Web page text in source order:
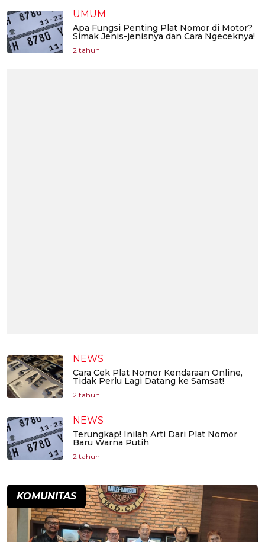
UMUM
Apa Fungsi Penting Plat Nomor di Motor?
Simak Jenis-jenisnya dan Cara Ngeceknya!
2 tahun
NEWS
Cara Cek Plat Nomor Kendaraan Online,
Tidak Perlu Lagi Datang ke Samsat!
2 tahun
NEWS
Terungkap! Inilah Arti Dari Plat Nomor
Baru Warna Putih
2 tahun
KOMUNITAS